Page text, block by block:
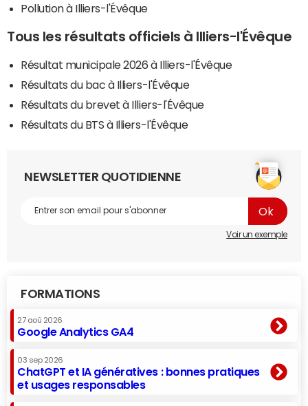
Pollution à Illiers-l'Évêque
Tous les résultats officiels à Illiers-l'Évêque
Résultat municipale 2026 à Illiers-l'Évêque
Résultats du bac à Illiers-l'Évêque
Résultats du brevet à Illiers-l'Évêque
Résultats du BTS à Illiers-l'Évêque
NEWSLETTER QUOTIDIENNE
Voir un exemple
FORMATIONS
27 aoû 2026
Google Analytics GA4
03 sep 2026
ChatGPT et IA génératives : bonnes pratiques
et usages responsables